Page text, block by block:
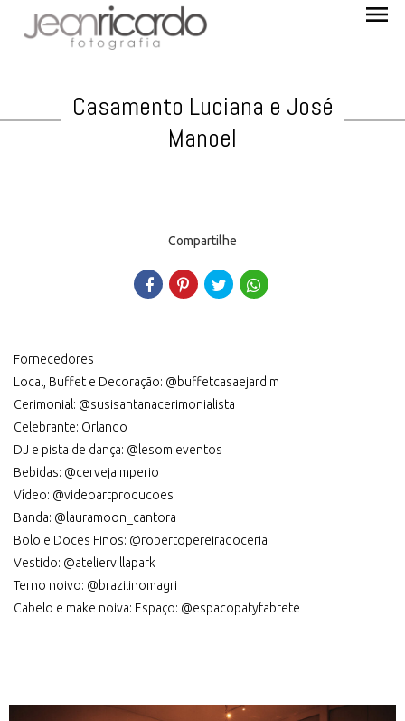
menu
Casamento Luciana e José
Manoel
Compartilhe
Fornecedores
Local, Buffet e Decoração: @buffetcasaejardim
Cerimonial: @susisantanacerimonialista
Celebrante: Orlando
DJ e pista de dança: @lesom.eventos
Bebidas: @cervejaimperio
Vídeo: @videoartproducoes
Banda: @lauramoon_cantora
Bolo e Doces Finos: @robertopereiradoceria
Vestido: @ateliervillapark
Terno noivo: @brazilinomagri
Cabelo e make noiva: Espaço: @espacopatyfabrete